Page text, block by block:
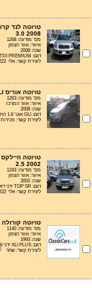
3.0 2008
מס' מודעה: 1268
איזור: אזור הצפון
שנה: 2008
דגם: TDI PREMIUM אוט' קצר דיזל 3.0
ליצירת קשר: אלי 04-8533222
טויוטה אוריס GLI אוט' 1.6 החדשה 2008
מס' מודעה: 1263
איזור: אזור המרכז
שנה: 2008
דגם: GLI אוט' 1.6 החדשה
ליצירת קשר: מכירות 03-9414333
2.5 2002
מס' מודעה: 1243
איזור: אזור הצפון
שנה: 2002
דגם: TOP SR ידני דאבל קבינה דיזל 2.5
ליצירת קשר: אלי 04-8533222
טויוטה קורולה XLI PLUS ידני 1.6 1993
מס' מודעה: 1140
איזור: אזור הצפון
שנה: 1993
דגם: XLI PLUS ידני 1.6
ליצירת קשר: שחר